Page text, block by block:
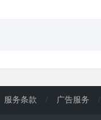
服务条款 / 广告服务 /